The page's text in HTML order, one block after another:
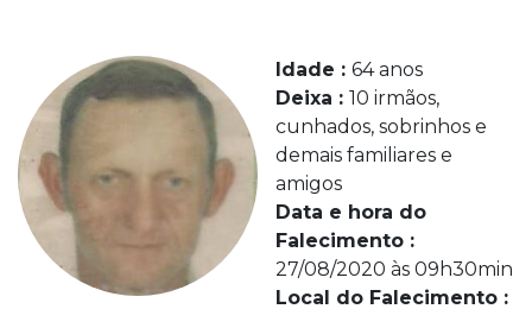
Idade : 64 anos
Deixa : 10 irmãos,
cunhados, sobrinhos e
demais familiares e
amigos
Data e hora do
Falecimento :
27/08/2020 às 09h30min
Local do Falecimento :